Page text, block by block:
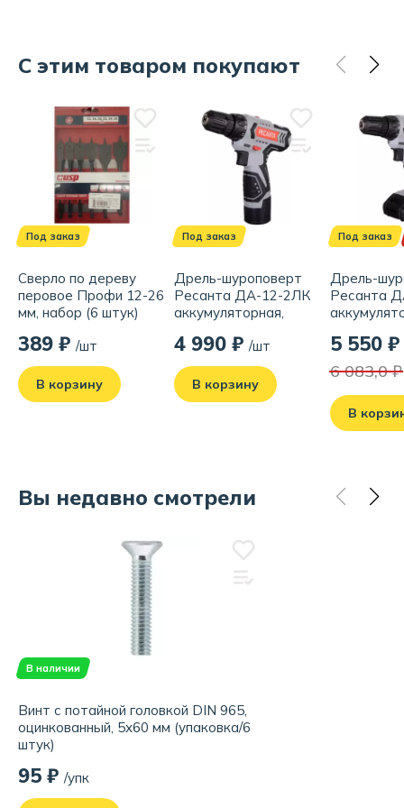
С этим товаром покупают
Под заказ
Сверло по дереву
перовое Профи 12-26
мм, набор (6 штук)
389 ₽ /шт
В корзину
Под заказ
Дрель-шуроповерт
Ресанта ДА-12-2ЛК
аккумуляторная,
4 990 ₽ /шт
В корзину
Под заказ
Дрель-
Ресанта
5 550 ₽
6 083,0 ₽
В
Вы недавно смотрели
В наличии
Винт с потайной головкой DIN 965,
оцинкованный, 5х60 мм (упаковка/6
штук)
95 ₽ /упк